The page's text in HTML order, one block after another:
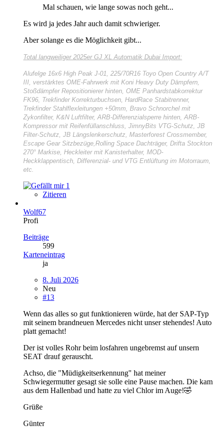
Mal schauen, wie lange sowas noch geht...
Es wird ja jedes Jahr auch damit schwieriger.
Aber solange es die Möglichkeit gibt...
Total langweiliger 2025er GJ XL Automatik Dubai Import:
Alufelge 16x6 High Peak J-01, 225/70R16 Toyo Open Country A/T
III, verstärktes OME-Fahrwerk mit Koni Heavy Duty Dämpfern,
Stoßdämpfer Repositionierer hinten, OME Panhardstabkorrektur
FK96, Trekfinder Korrekturbuchsen, HardRace Stabitrenner,
Trekfinder Stahlflexleitungen +50mm, Bravo Schnorchel mit
Zykonfilter, K&N Luftfilter, ARB-Differenzialsperre hinten, ARB-
Kompressor mit Reifenfüllanschluss, JimnyBits VTG-Schutz, JB
Filter-Schutz, JB Längslenkerschutz, Masterforest Crossmember,
Escape Gear Sitzbezüge,Rolling Space Dachträger, Drifta Stockton
270° Markise, Heckleiter mit Kanisterhalter, MOD-
Heckklappentisch, Differenzial- und VTG Entlüftung im Motorraum,
etc.
1
Zitieren
Wolf67
Profi
Beiträge
599
Karteneintrag
ja
8. Juli 2026
Neu
#13
Wenn das alles so gut funktionieren würde, hat der SAP-Typ
mit seinem brandneuen Mercedes nicht unser stehendes! Auto
platt gemacht!
Der ist volles Rohr beim losfahren ungebremst auf unsern
SEAT drauf gerauscht.
Achso, die "Müdigkeitserkennung" hat meiner
Schwiegermutter gesagt sie solle eine Pause machen. Die kam
aus dem Hallenbad und hatte zu viel Chlor im Auge!🤣
Grüße
Günter